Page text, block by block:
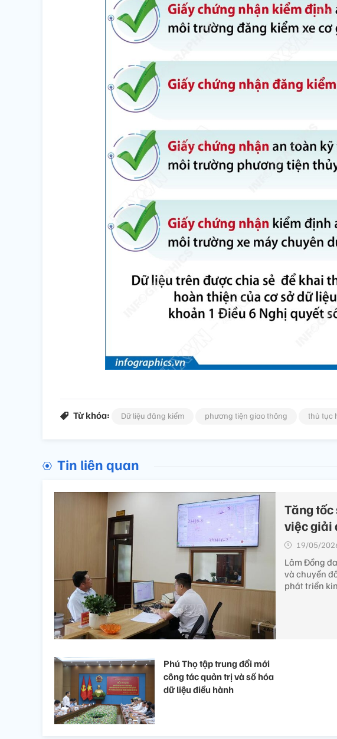
Từ khóa: Dữ liệu đăng kiểm phương tiện giao thông thủ tục
Tin liên quan
Tăng
việc giải
19/05/
Lâm Đồng
và chuyển
phát triển
Phú Thọ tập trung đổi mới
công tác quản trị và số hóa
dữ liệu điều hành